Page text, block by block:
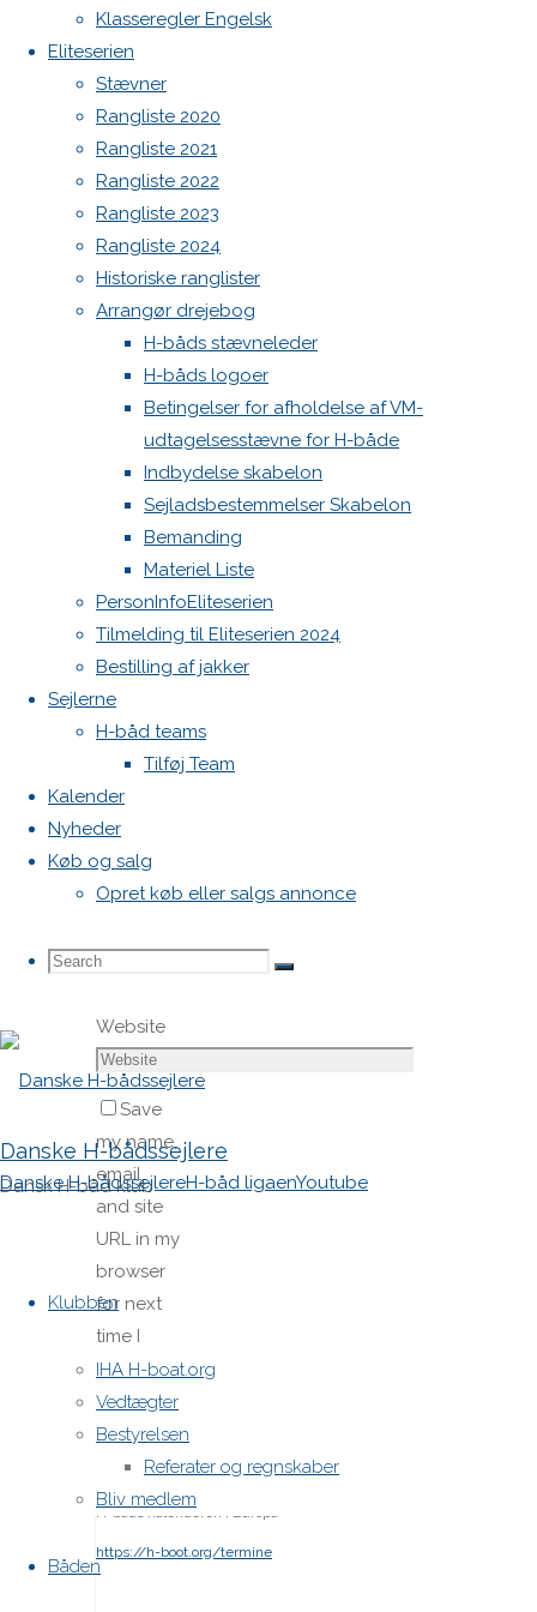
Klasseregler Engelsk
Eliteserien
Stævner
Rangliste 2020
Rangliste 2021
Rangliste 2022
Rangliste 2023
Rangliste 2024
Historiske ranglister
Arrangør drejebog
H-båds stævneleder
H-båds logoer
Betingelser for afholdelse af VM-
udtagelsesstævne for H-både
Indbydelse skabelon
Sejladsbestemmelser Skabelon
Bemanding
Materiel Liste
PersonInfoEliteserien
Tilmelding til Eliteserien 2024
Bestilling af jakker
Sejlerne
H-båd teams
Tilføj Team
Kalender
Nyheder
Køb og salg
Opret køb eller salgs annonce
Search
Search
Search
Danske H-bådssejlere
Dansk H-båd klub
Danske H-bådssejlereH-båd ligaenYoutube
Klubben
IHA H-boat.org
Vedtægter
Bestyrelsen
Referater og regnskaber
Bliv medlem
Båden
Skriv
et
svar
Din e-
mailadresse
vil ikke
publiceret.
Krævede
felter er
markeret
med*
Comment
Name*
Email*
Website
Save
my name,
email,
and site
URL in my
browser
for next
time I
post a
comment.
H-båds kalenderen i Europa
https://h-boot.org/termine
WordPress.org